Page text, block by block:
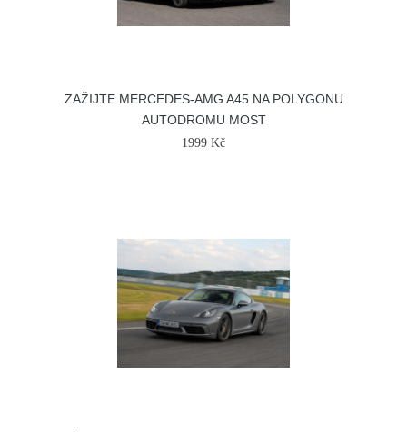
ZAŽIJTE MERCEDES-AMG A45 NA POLYGONU
AUTODROMU MOST
1999 Kč